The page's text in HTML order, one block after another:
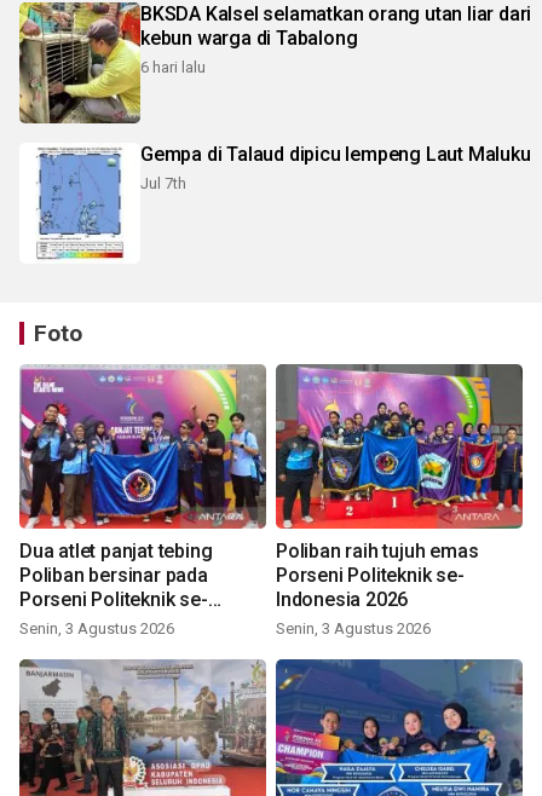
BKSDA Kalsel selamatkan orang utan liar dari
kebun warga di Tabalong
6 hari lalu
Gempa di Talaud dipicu lempeng Laut Maluku
Jul 7th
Foto
Dua atlet panjat tebing
Poliban bersinar pada
Porseni Politeknik se-
Indonesia 2026
Senin, 3 Agustus 2026
Poliban raih tujuh emas
Porseni Politeknik se-
Indonesia 2026
Senin, 3 Agustus 2026